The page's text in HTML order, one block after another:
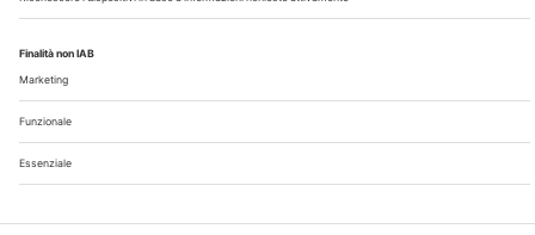
| Tel. 02/881841 | Sede legale: Viale Enrico Forlanini 21 -
Registrazione Tribunale di Milano n° 5578/2022 del
5/05/2022